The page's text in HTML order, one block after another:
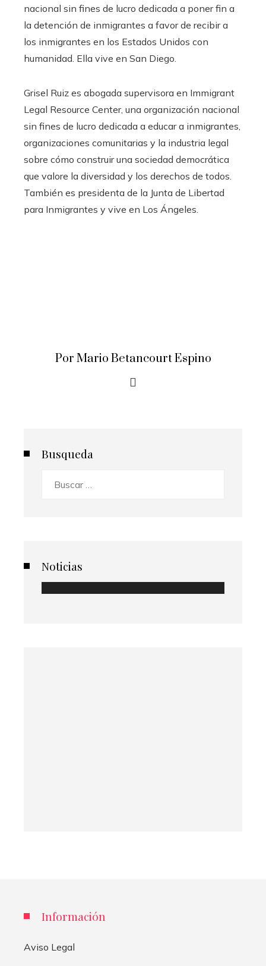
nacional sin fines de lucro dedicada a poner fin a
la detención de inmigrantes a favor de recibir a
los inmigrantes en los Estados Unidos con
humanidad. Ella vive en San Diego.
Grisel Ruiz es abogada supervisora ​​en Immigrant
Legal Resource Center, una organización nacional
sin fines de lucro dedicada a educar a inmigrantes,
organizaciones comunitarias y la industria legal
sobre cómo construir una sociedad democrática
que valore la diversidad y los derechos de todos.
También es presidenta de la Junta de Libertad
para Inmigrantes y vive en Los Ángeles.
Por Mario Betancourt Espino
Busqueda
Noticias
Información
Aviso Legal